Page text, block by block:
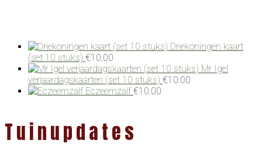
Driekoningen kaart
(set 10 stuks) €10.00
Mr Igel
verjaardagskaarten (set 10 stuks) €10.00
Eczeemzalf €10.00
Tuinupdates